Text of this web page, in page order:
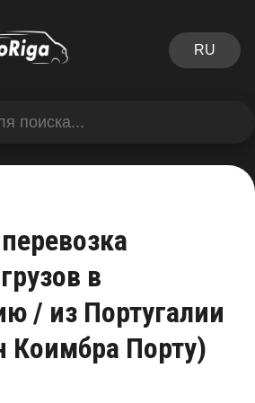
RU
в
/ из Португалии
Коимбра Порту)